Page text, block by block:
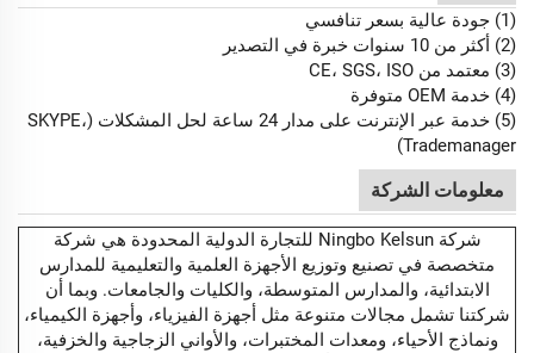
(1) جودة عالية بسعر تنافسي
(2) أكثر من 10 سنوات خبرة في التصدير
(3) معتمد من CE، SGS، ISO
(4) خدمة OEM متوفرة
(5) خدمة عبر الإنترنت على مدار 24 ساعة لحل المشكلات (SKYPE،
Trademanager)
معلومات الشركة
شركة Ningbo Kelsun للتجارة الدولية المحدودة هي شركة
متخصصة في تصنيع وتوزيع الأجهزة العلمية والتعليمية للمدارس
الابتدائية، والمدارس المتوسطة، والكليات والجامعات. وبما أن
شركتنا تشمل مجالات متنوعة مثل أجهزة الفيزياء، وأجهزة الكيمياء،
ونماذج الأحياء، ومعدات المختبرات، والأواني الزجاجية والخزفية،